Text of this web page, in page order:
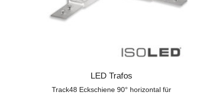
LED Trafos
Track48 Eckschiene 90° horizontal für